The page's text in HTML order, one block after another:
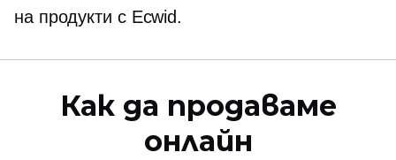
на продукти с Ecwid.
Как да продаваме
онлайн